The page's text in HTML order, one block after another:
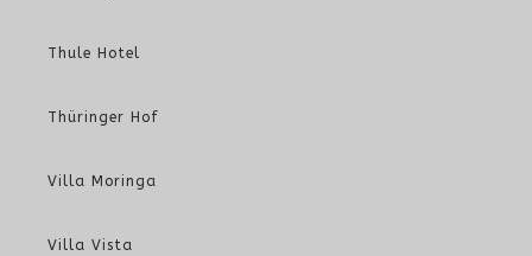
Thule Hotel
Thüringer Hof
Villa Moringa
Villa Vista